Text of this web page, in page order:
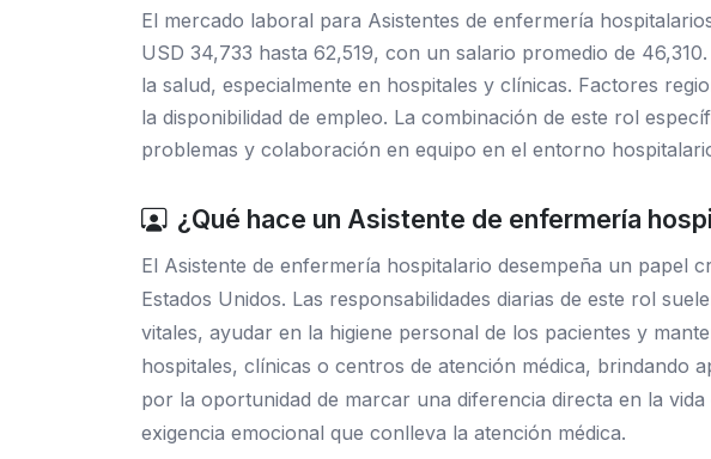
El mercado laboral para Asistentes de enfermería
USD 34,733 hasta 62,519, con un salario promedio de
la salud, especialmente en hospitales y clínicas. Factores
la disponibilidad de empleo. La combinación de este rol
problemas y colaboración en equipo en el entorno
¿Qué hace un Asistente de enfermería
El Asistente de enfermería hospitalario desempeña un papel
Estados Unidos. Las responsabilidades diarias de este rol
vitales, ayudar en la higiene personal de los pacientes y
hospitales, clínicas o centros de atención médica, brindando
por la oportunidad de marcar una diferencia directa en la
exigencia emocional que conlleva la atención médica.